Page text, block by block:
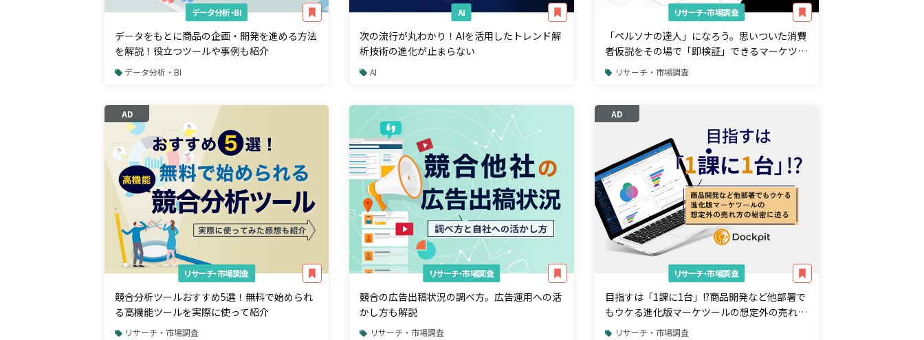
データ分析・BI
データをもとに商品の企画・開発を進める方法
を解説！役立つツールや事例も紹介
データ分析・BI
AI
次の流行が丸わかり！AIを活用したトレンド解
析技術の進化が止まらない
AI
リサーチ・市場調査
「ペルソナの達人」になろう。思いついた消費
者仮説をその場で「即検証」できるマーケツー
ル story bank(ストーリーバンク)とは
リサーチ・市場調査
AD
リサーチ・市場調査
競合分析ツールおすすめ5選！無料で始められ
る高機能ツールを実際に使って紹介
リサーチ・市場調査
リサーチ・市場調査
競合の広告出稿状況の調べ方。広告運用への活
かし方も解説
リサーチ・市場調査
AD
リサーチ・市場調査
目指すは「1課に1台」!?商品開発など他部署で
もウケる進化版マーケツールの想定外の売れ方
の秘密に迫る
リサーチ・市場調査